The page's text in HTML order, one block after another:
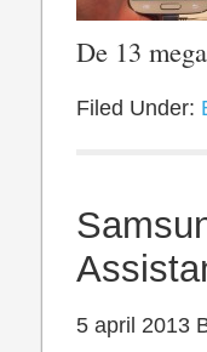
De 13
Filed Under:
5 april 2013